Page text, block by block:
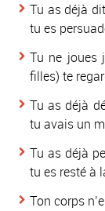
Tu as déjà dit
tu es
Tu ne joues
filles) te
Tu as déjà
tu avais un
Tu as déjà
tu es resté à
Ton corps